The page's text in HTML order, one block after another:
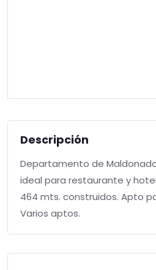
Descripción
Departamento de
ideal para restaurante y
464 mts. construidos. Apto
Varios aptos.